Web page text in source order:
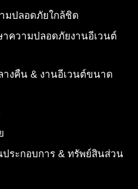
มปลอดภัยใกล้ชิด
าความปลอดภัยงานอีเวนต์
างคืน & งานอีเวนต์ขนาด
ระกอบการ & ทรัพย์สินส่วน